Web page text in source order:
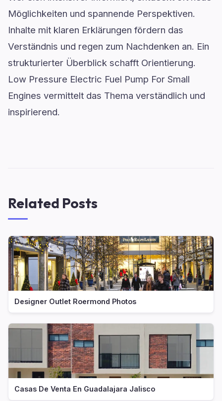
Möglichkeiten und spannende Perspektiven.
Inhalte mit klaren Erklärungen fördern das
Verständnis und regen zum Nachdenken an. Ein
strukturierter Überblick schafft Orientierung.
Low Pressure Electric Fuel Pump For Small
Engines vermittelt das Thema verständlich und
inspirierend.
Related Posts
Designer Outlet Roermond Photos
Casas De Venta En Guadalajara Jalisco